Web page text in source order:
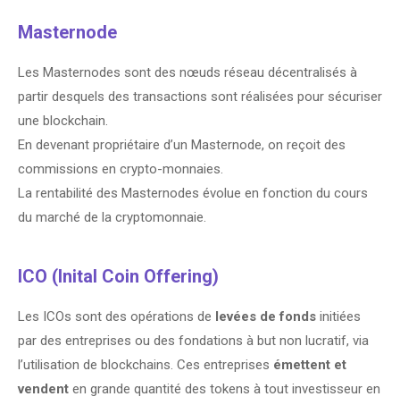
Masternode
Les Masternodes sont des nœuds réseau décentralisés à
partir desquels des transactions sont réalisées pour sécuriser
une blockchain.
En devenant propriétaire d’un Masternode, on reçoit des
commissions en crypto-monnaies.
La rentabilité des Masternodes évolue en fonction du cours
du marché de la cryptomonnaie.
ICO (Inital Coin Offering)
Les ICOs sont des opérations de levées de fonds initiées
par des entreprises ou des fondations à but non lucratif, via
l’utilisation de blockchains. Ces entreprises émettent et
vendent en grande quantité des tokens à tout investisseur en